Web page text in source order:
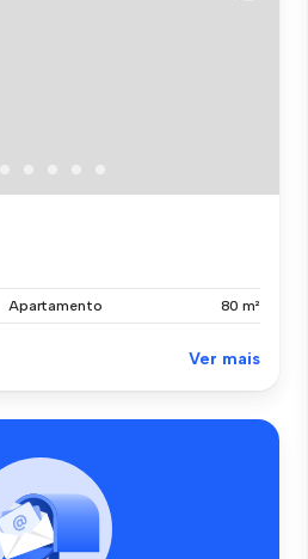
Apartamento 80 m²
Ver mais